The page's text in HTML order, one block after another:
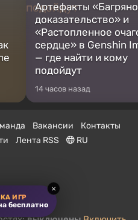
ИГР
бесплатно
×
Артефакты
доказательство» и
«Растопленное
сердце» в Genshin
— где найти и кому
подойдут
14 часов назад
Вакансии
Контакты
Лента RSS RU